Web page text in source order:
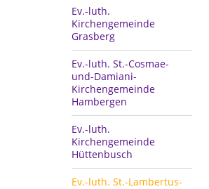
Ev.-luth.
Kirchengemeinde
Grasberg
Ev.-luth. St.-Cosmae-
und-Damiani-
Kirchengemeinde
Hambergen
Ev.-luth.
Kirchengemeinde
Hüttenbusch
Ev.-luth. St.-Lambertus-